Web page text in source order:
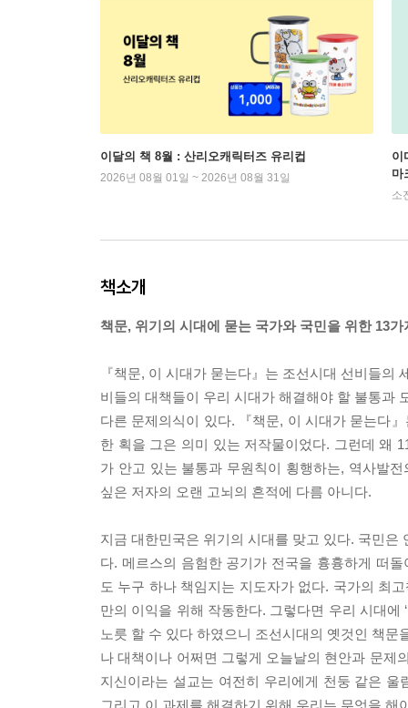
이달의 책 8월 : 산리오캐릭터즈 유리컵
2026년 08월 01일 ~ 2026년 08월 31일
이
마
소
책소개
책문, 위기의 시대에 묻는 국가와 국민을 위한 13가
『책문, 이 시대가 묻는다』는 조선시대 선비들
비들의 대책들이 우리 시대가 해결해야 할 불통과
다른 문제의식이 있다. 『책문, 이 시대가 묻는다
한 획을 그은 의미 있는 저작물이었다. 그런데 왜
가 안고 있는 불통과 무원칙이 횡행하는, 역사발
싶은 저자의 오랜 고뇌의 흔적에 다름 아니다.
지금 대한민국은 위기의 시대를 맞고 있다. 국민
다. 메르스의 음험한 공기가 전국을 흉흉하게 떠
도 누구 하나 책임지는 지도자가 없다. 국가의 최
만의 이익을 위해 작동한다. 그렇다면 우리 시대에
노릇 할 수 있다 하였으니 조선시대의 옛것인 책
나 대책이나 어쩌면 그렇게 오늘날의 현안과 문제
지신이라는 설교는 여전히 우리에게 천둥 같은
그리고 이 과제를 해결하기 위해 우리는 무엇을 해